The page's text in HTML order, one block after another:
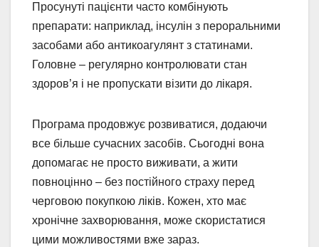
Просунуті пацієнти часто комбінують
препарати: наприклад, інсулін з пероральними
засобами або антикоагулянт з статинами.
Головне – регулярно контролювати стан
здоров’я і не пропускати візити до лікаря.
Програма продовжує розвиватися, додаючи
все більше сучасних засобів. Сьогодні вона
допомагає не просто виживати, а жити
повноцінно – без постійного страху перед
черговою покупкою ліків. Кожен, хто має
хронічне захворювання, може скористатися
цими можливостями вже зараз.